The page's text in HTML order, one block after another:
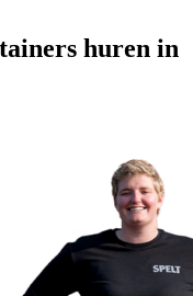
huren in